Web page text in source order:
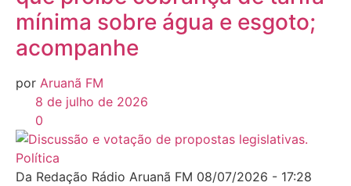
mínima sobre água e esgoto;
acompanhe
por Aruanã FM
8 de julho de 2026
0
Política
Da Redação Rádio Aruanã FM 08/07/2026 - 17:28